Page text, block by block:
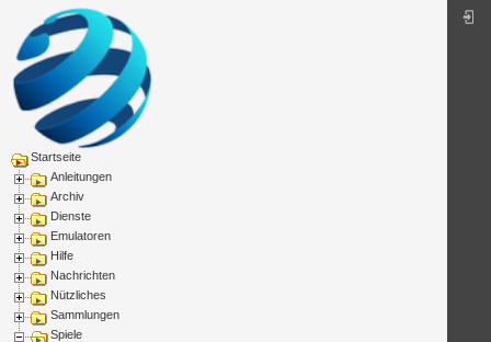
Startseite
Anleitungen
Archiv
Dienste
Emulatoren
Hilfe
Nachrichten
Nützliches
Sammlungen
Spiele